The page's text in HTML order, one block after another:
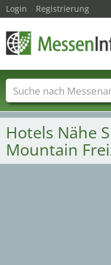
14
15
Hotels Nähe
Mountain
Login Registrierung
Messenamen